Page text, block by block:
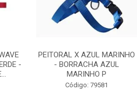
-
PEITORAL X AZUL MARINHO
- BORRACHA AZUL
MARINHO P
Código: 79581